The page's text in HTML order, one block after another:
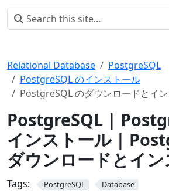
Relational Database
PostgreSQL
PostgreSQL のインストール
PostgreSQL のダウンロードとイ
PostgreSQL |
インストール |
ダウンロードとイ
Tags: PostgreSQL Database